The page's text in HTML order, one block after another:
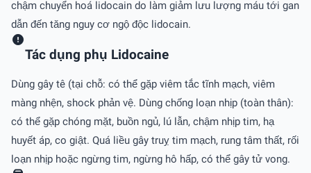
chậm chuyển hoá lidocain do làm giảm lưu lượng máu tới gan
dẫn đến tăng nguy cơ ngộ độc lidocain.
Tác dụng phụ Lidocaine
Dùng gây tê (tại chỗ: có thể gặp viêm tắc tĩnh mạch, viêm
màng nhện, shock phản vệ. Dùng chống loạn nhịp (toàn thân):
có thể gặp chóng mặt, buồn ngủ, lú lẫn, chậm nhịp tim, hạ
huyết áp, co giật. Quá liều gây truỵ tim mạch, rung tâm thất, rối
loạn nhịp hoặc ngừng tim, ngừng hô hấp, có thể gây tử vong.